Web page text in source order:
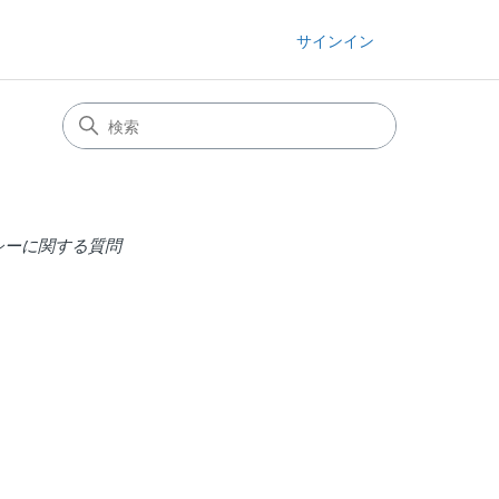
サインイン
に関する質問